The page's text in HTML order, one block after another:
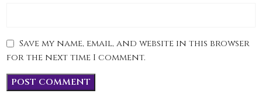
Save my name, email, and website in this browser
for the next time I comment.